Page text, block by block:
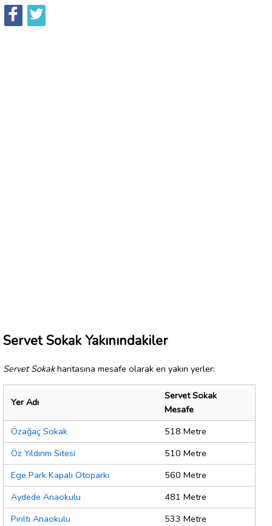
Servet Sokak Yakınındakiler
Servet Sokakharitasına mesafe olarak en yakın yerler:
Yer Adı
Servet Sokak
Mesafe
Özağaç Sokak
518 Metre
Öz Yıldırım Sitesi
510 Metre
Ege Park Kapalı Otoparkı
560 Metre
Aydede Anaokulu
481 Metre
Pırıltı Anaokulu
533 Metre